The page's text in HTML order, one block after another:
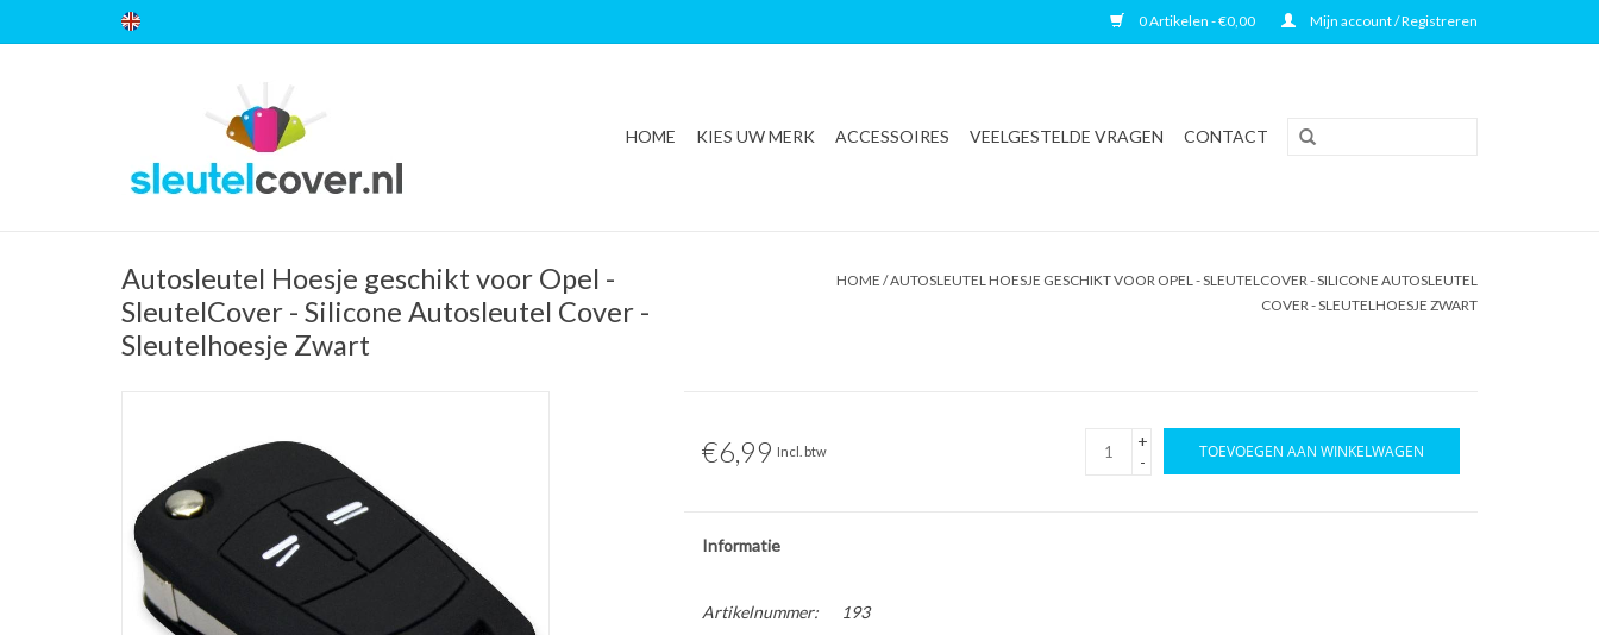
0 Artikelen - €0,00 Mijn account / Registreren
HOME KIES UW MERK ACCESSOIRES VEELGESTELDE VRAGEN CONTACT
Autosleutel Hoesje geschikt voor Opel -
SleutelCover - Silicone Autosleutel Cover -
Sleutelhoesje Zwart
HOME /AUTOSLEUTEL HOESJE GESCHIKT VOOR OPEL - SLEUTELCOVER - SILICONE AUTOSLEUTEL
COVER - SLEUTELHOESJE ZWART
€6,99 Incl. btw
+
-
TOEVOEGEN AAN WINKELWAGEN
Informatie
Artikelnummer:
193